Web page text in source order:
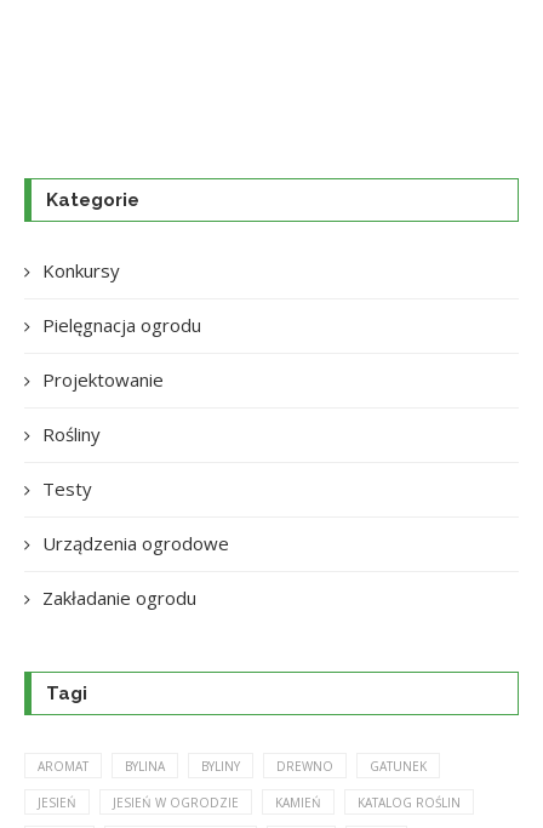
Kategorie
Konkursy
Pielęgnacja ogrodu
Projektowanie
Rośliny
Testy
Urządzenia ogrodowe
Zakładanie ogrodu
Tagi
AROMAT BYLINA BYLINY DREWNO GATUNEK
JESIEŃ JESIEŃ W OGRODZIE KAMIEŃ KATALOG ROŚLIN